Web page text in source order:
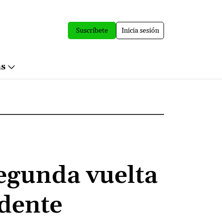
Suscríbete Inicia sesión
vuelta